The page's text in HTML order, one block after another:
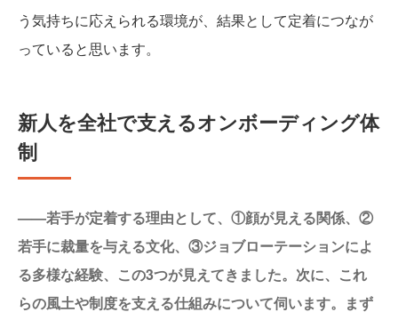
う気持ちに応えられる環境が、結果として定着につなが
っていると思います。
新人を全社で支えるオンボーディング体
制
——若手が定着する理由として、①顔が見える関係、②
若手に裁量を与える文化、③ジョブローテーションによ
る多様な経験、この3つが見えてきました。次に、これ
らの風土や制度を支える仕組みについて伺います。まず